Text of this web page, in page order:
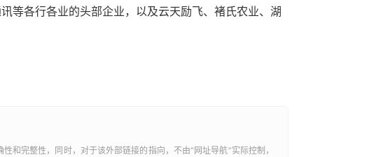
等各行各业的头部企业，以及云天励飞、褚氏农业、湖
和完整性，同时，对于该外部链接的指向，不由“ 网址导航”实际控制，